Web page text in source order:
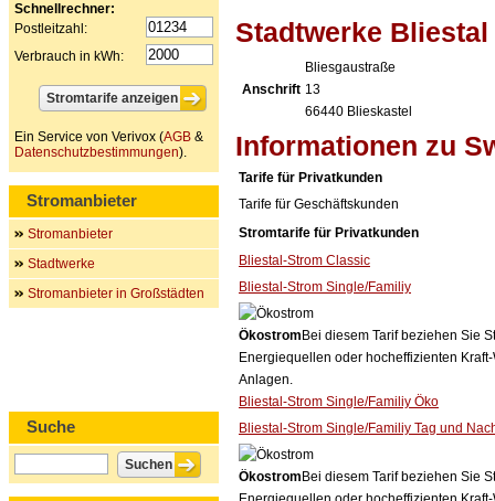
Stadtwerke Bliestal
Anschrift
Bliesgaustraße
13
66440 Blieskastel
Informationen zu
Tarife für Privatkunden
Tarife für Geschäftskunden
Stromtarife für Privatkunden
Bliestal-Strom Classic
Bliestal-Strom Single/Familiy
Ökostrom Bei diesem Tarif beziehen Sie
Energiequellen oder hocheffizienten
Anlagen.
Bliestal-Strom Single/Familiy Öko
Bliestal-Strom Single/Familiy Tag und
Ökostrom Bei diesem Tarif beziehen Sie
Schnellrechner:
Postleitzahl:
Verbrauch in kWh:
Ein Service von Verivox (AGB &
Datenschutzbestimmungen).
Stromanbieter
Stromanbieter
Stadtwerke
Stromanbieter in Großstädten
Suche